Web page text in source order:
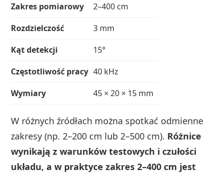
Zakres pomiarowy
2–400 cm
Rozdzielczość
3 mm
Kąt detekcji
15°
Częstotliwość pracy 40 kHz
Wymiary
45 × 20 × 15 mm
W różnych źródłach można spotkać odmienne
zakresy (np. 2–200 cm lub 2–500 cm). Różnice
wynikają z warunków testowych i czułości
układu, a w praktyce zakres 2–400 cm jest